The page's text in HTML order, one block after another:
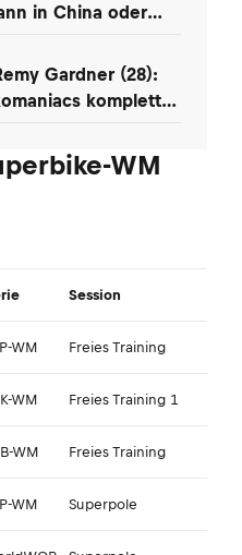
in China oder
Gardner (28):
komplett
WM
Session
WM Freies Training
WM Freies Training 1
WM Freies Training
WM Superpole